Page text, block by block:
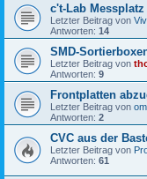
c't-Lab
Letzter Beitrag von
Antworten: 14
SMD-
Letzter Beitrag von
Antworten: 9
Frontplatten
Letzter Beitrag von
Antworten: 2
CVC aus der
Letzter Beitrag von
Antworten: 61